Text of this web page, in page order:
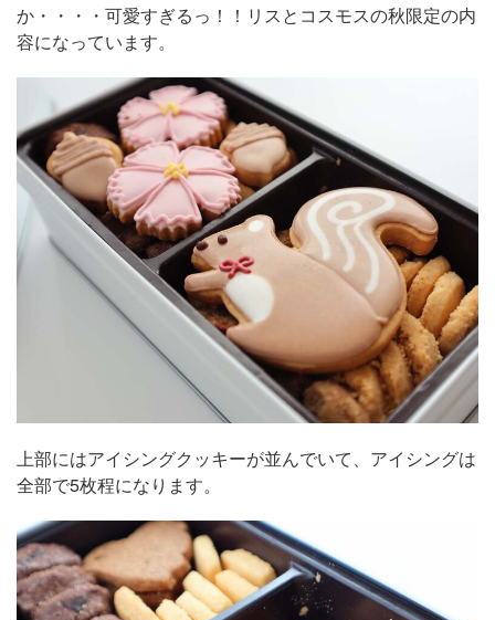
か・・・・可愛すぎるっ！！リスとコスモスの秋限定の内
容になっています。
上部にはアイシングクッキーが並んでいて、アイシングは
全部で5枚程になります。